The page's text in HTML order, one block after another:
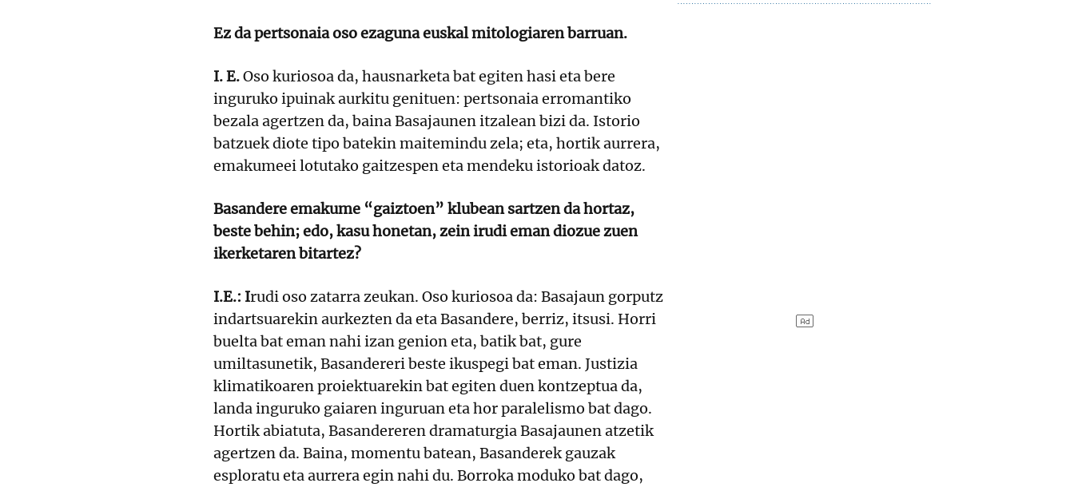
Ez da pertsonaia oso ezaguna euskal mitologiaren barruan.
I. E.Oso kuriosoa da, hausnarketa bat egiten hasi eta bere
inguruko ipuinak aurkitu genituen: pertsonaia erromantiko
bezala agertzen da, baina Basajaunen itzalean bizi da. Istorio
batzuek diote tipo batekin maitemindu zela; eta, hortik aurrera,
emakumeei lotutako gaitzespen eta mendeku istorioak datoz.
Basandere emakume “gaiztoen” klubean sartzen da hortaz,
beste behin; edo, kasu honetan, zein irudi eman diozue zuen
ikerketaren bitartez?
I.E.: Irudi oso zatarra zeukan. Oso kuriosoa da: Basajaun gorputz
indartsuarekin aurkezten da eta Basandere, berriz, itsusi. Horri
buelta bat eman nahi izan genion eta, batik bat, gure
umiltasunetik, Basandereri beste ikuspegi bat eman. Justizia
klimatikoaren proiektuarekin bat egiten duen kontzeptua da,
landa inguruko gaiaren inguruan eta hor paralelismo bat dago.
Hortik abiatuta, Basandereren dramaturgia Basajaunen atzetik
agertzen da. Baina, momentu batean, Basanderek gauzak
esploratu eta aurrera egin nahi du. Borroka moduko bat dago,